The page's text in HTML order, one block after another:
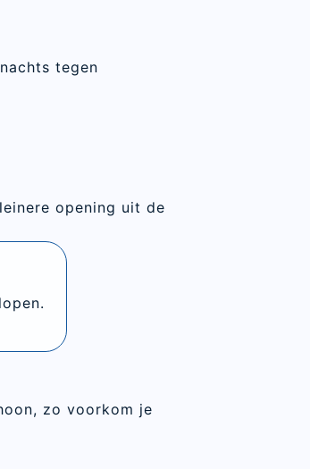
tegen
opening uit de
zo voorkom je